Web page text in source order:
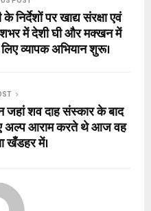
निर्देशों पर खाद्य संरक्षा एवं
में देशी घी और मक्खन में
व्यापक अभियान शुरू।
शव दाह संस्कार के बाद
अल्प आराम करते थे आज वह
खँडहर में।